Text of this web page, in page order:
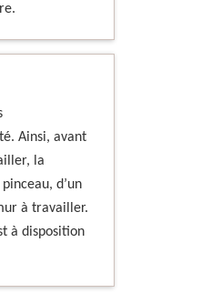
Ainsi, avant
la
d’un
à travailler.
à disposition